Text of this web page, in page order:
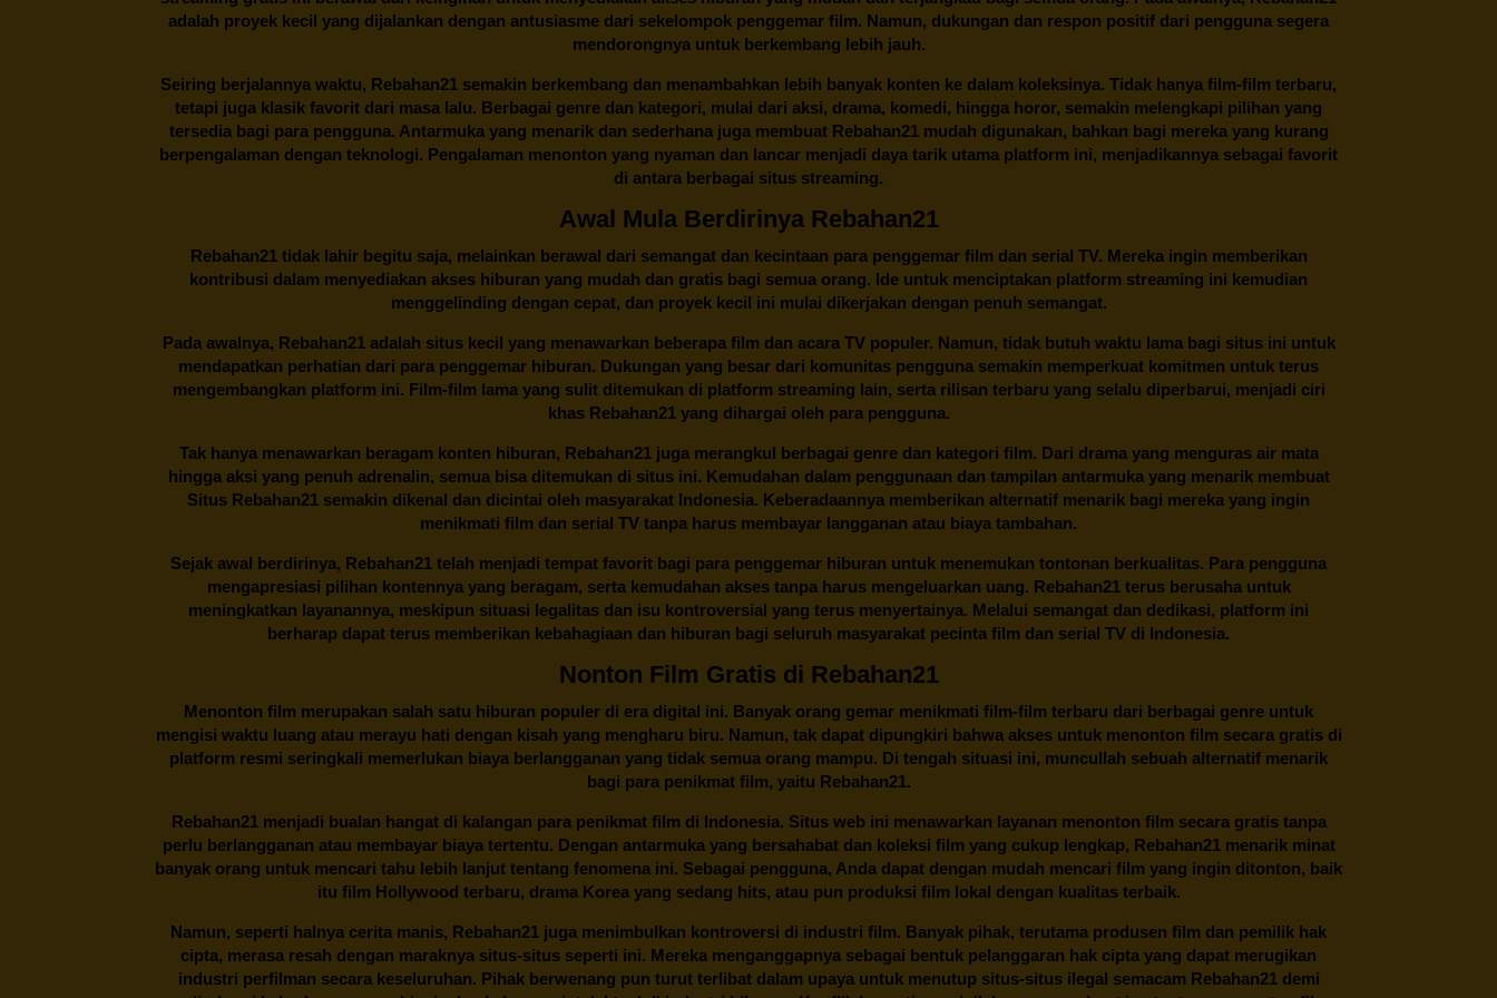
adalah proyek kecil yang dijalankan dengan antusiasme dari sekelompok penggemar film. Namun, dukungan dan respon positif dari pengguna segera
mendorongnya untuk berkembang lebih jauh.
Seiring berjalannya waktu, Rebahan21 semakin berkembang dan menambahkan lebih banyak konten ke dalam koleksinya. Tidak hanya film-film terbaru,
tetapi juga klasik favorit dari masa lalu. Berbagai genre dan kategori, mulai dari aksi, drama, komedi, hingga horor, semakin melengkapi pilihan yang
tersedia bagi para pengguna. Antarmuka yang menarik dan sederhana juga membuatRebahan21mudah digunakan, bahkan bagi mereka yang kurang
berpengalaman dengan teknologi. Pengalaman menonton yang nyaman dan lancar menjadi daya tarik utama platform ini, menjadikannya sebagai favorit
di antara berbagai situs streaming.
Awal Mula Berdirinya Rebahan21
Rebahan21tidak lahir begitu saja, melainkan berawal dari semangat dan kecintaan para penggemar film dan serial TV. Mereka ingin memberikan
kontribusi dalam menyediakan akses hiburan yang mudah dan gratis bagi semua orang. Ide untuk menciptakan platform streaming ini kemudian
menggelinding dengan cepat, dan proyek kecil ini mulai dikerjakan dengan penuh semangat.
Pada awalnya, Rebahan21adalah situs kecil yang menawarkan beberapa film dan acara TV populer. Namun, tidak butuh waktu lama bagi situs ini untuk
mendapatkan perhatian dari para penggemar hiburan. Dukungan yang besar dari komunitas pengguna semakin memperkuat komitmen untuk terus
mengembangkan platform ini. Film-film lama yang sulit ditemukan di platform streaming lain, serta rilisan terbaru yang selalu diperbarui, menjadi ciri
khas Rebahan21yang dihargai oleh para pengguna.
Tak hanya menawarkan beragam konten hiburan, Rebahan21 juga merangkul berbagai genre dan kategori film. Dari drama yang menguras air mata
hingga aksi yang penuh adrenalin, semua bisa ditemukan di situs ini. Kemudahan dalam penggunaan dan tampilan antarmuka yang menarik membuat
Situs Rebahan21 semakin dikenal dan dicintai oleh masyarakat Indonesia. Keberadaannya memberikan alternatif menarik bagi mereka yang ingin
menikmati film dan serial TV tanpa harus membayar langganan atau biaya tambahan.
Sejak awal berdirinya, Rebahan21 telah menjadi tempat favorit bagi para penggemar hiburan untuk menemukan tontonan berkualitas. Para pengguna
mengapresiasi pilihan kontennya yang beragam, serta kemudahan akses tanpa harus mengeluarkan uang. Rebahan21terus berusaha untuk
meningkatkan layanannya, meskipun situasi legalitas dan isu kontroversial yang terus menyertainya. Melalui semangat dan dedikasi, platform ini
berharap dapat terus memberikan kebahagiaan dan hiburan bagi seluruh masyarakat pecinta film dan serial TV di Indonesia.
Nonton Film Gratis di Rebahan21
Menonton film merupakan salah satu hiburan populer di era digital ini. Banyak orang gemar menikmati film-film terbaru dari berbagai genre untuk
mengisi waktu luang atau merayu hati dengan kisah yang mengharu biru. Namun, tak dapat dipungkiri bahwa akses untuk menonton film secara gratis di
platform resmi seringkali memerlukan biaya berlangganan yang tidak semua orang mampu. Di tengah situasi ini, muncullah sebuah alternatif menarik
bagi para penikmat film, yaitu Rebahan21.
Rebahan21menjadi bualan hangat di kalangan para penikmat film di Indonesia. Situs web ini menawarkan layanan menonton film secara gratis tanpa
perlu berlangganan atau membayar biaya tertentu. Dengan antarmuka yang bersahabat dan koleksi film yang cukup lengkap, Rebahan21menarik minat
banyak orang untuk mencari tahu lebih lanjut tentang fenomena ini. Sebagai pengguna, Anda dapat dengan mudah mencari film yang ingin ditonton, baik
itu film Hollywood terbaru, drama Korea yang sedang hits, atau pun produksi film lokal dengan kualitas terbaik.
Namun, seperti halnya cerita manis, Rebahan21 juga menimbulkan kontroversi di industri film. Banyak pihak, terutama produsen film dan pemilik hak
cipta, merasa resah dengan maraknya situs-situs seperti ini. Mereka menganggapnya sebagai bentuk pelanggaran hak cipta yang dapat merugikan
industri perfilman secara keseluruhan. Pihak berwenang pun turut terlibat dalam upaya untuk menutup situs-situs ilegal semacam Rebahan21 demi